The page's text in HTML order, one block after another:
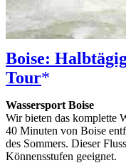
Boise:
Tour
Wassersport Boise
Wir bieten das komplette
40 Minuten von Boise
des Sommers. Dieser
Könnensstufen geeignet.